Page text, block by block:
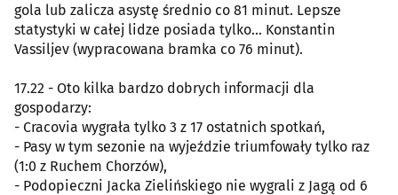
gola lub zalicza asystę średnio co 81 minut. Lepsze
statystyki w całej lidze posiada tylko... Konstantin
Vassiljev (wypracowana bramka co 76 minut).
17.22 - Oto kilka bardzo dobrych informacji dla
gospodarzy:
- Cracovia wygrała tylko 3 z 17 ostatnich spotkań,
- Pasy w tym sezonie na wyjeździe triumfowały tylko raz
(1:0 z Ruchem Chorzów),
- Podopieczni Jacka Zielińskiego nie wygrali z Jagą od 6